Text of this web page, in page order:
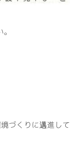
づくりに邁進して